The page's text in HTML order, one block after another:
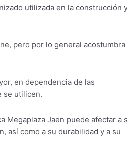
utilizada en la construcción
pero por lo general acostumbra
en dependencia de las
se utilicen.
Megaplaza Jaen puede afectar a
así como a su durabilidad y a su